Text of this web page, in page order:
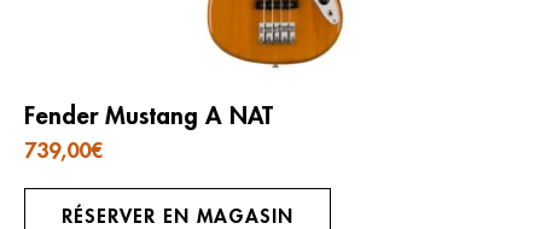
Fender Mustang A NAT
739,00€
RÉSERVER EN MAGASIN